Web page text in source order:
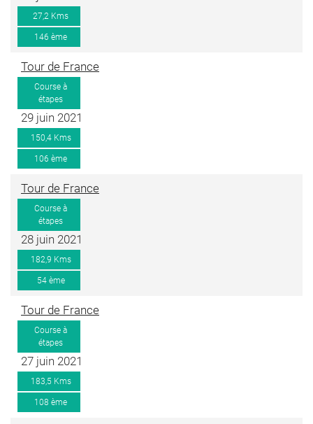
27,2 Kms
146 ème
Tour de France
Course à
étapes
29 juin 2021
150,4 Kms
106 ème
Tour de France
Course à
étapes
28 juin 2021
182,9 Kms
54 ème
Tour de France
Course à
étapes
27 juin 2021
183,5 Kms
108 ème